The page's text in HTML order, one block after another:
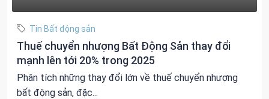
Tin Bất động sản
Thuế chuyển nhượng Bất Động Sản thay đổi
mạnh lên tới 20% trong 2025
Phân tích những thay đổi lớn về thuế chuyển nhượng
bất động sản, đặc...